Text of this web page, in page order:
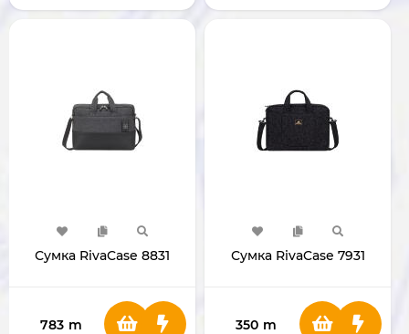
Сумка RivaCase 8831
783 m
Сумка RivaCase 7931
350 m